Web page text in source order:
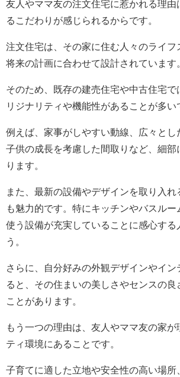
友人やママ友の注文住宅に惹かれる理由
るこだわりが感じられるからです。
注文住宅は、その家に住む人々のライフ
将来の計画に合わせて設計されています
そのため、既存の建売住宅や中古住宅で
リジナリティや機能性があることが多い
例えば、家事がしやすい動線、広々とし
子供の成長を考慮した間取りなど、細部
ります。
また、最新の設備やデザインを取り入れ
も魅力的です。特にキッチンやバスルー
使う設備が充実していることに感心する
う。
さらに、自分好みの外観デザインやイン
ると、その住まいの美しさやセンスの良
ことがあります。
もう一つの理由は、友人やママ友の家が
ティ環境にあることです。
子育てに適した立地や安全性の高い場所